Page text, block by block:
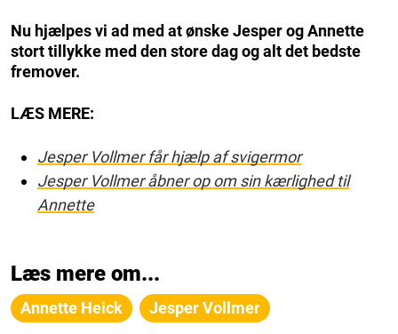
Nu hjælpes vi ad med at ønske Jesper og Annette
stort tillykke med den store dag og alt det bedste
fremover.
LÆS MERE:
Jesper Vollmer får hjælp af svigermor
Jesper Vollmer åbner op om sin kærlighed til
Annette
Læs mere om...
Annette Heick Jesper Vollmer